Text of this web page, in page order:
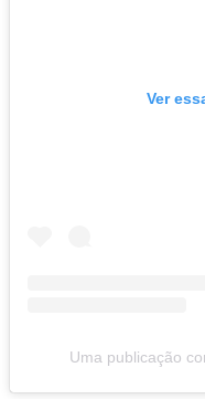
Ver
Uma publicação